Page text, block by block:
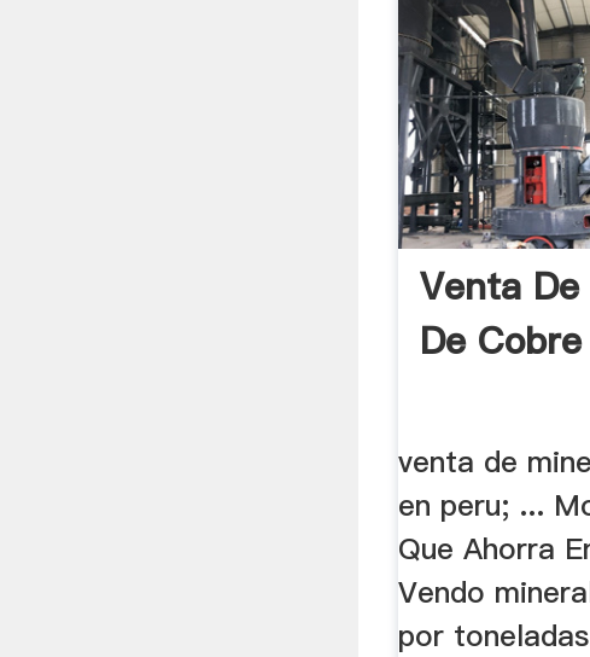
Venta
De
venta de
en peru; ...
Que Ahorra
Vendo
por